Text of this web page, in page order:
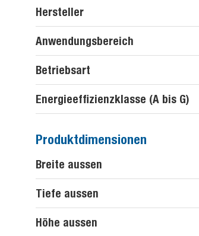
Hersteller
Anwendungsbereich
Betriebsart
Energieeffizienzklasse (A bis G)
Produktdimensionen
Breite aussen
Tiefe aussen
Höhe aussen